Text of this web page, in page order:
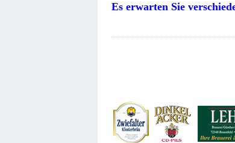
Es erwarten Sie